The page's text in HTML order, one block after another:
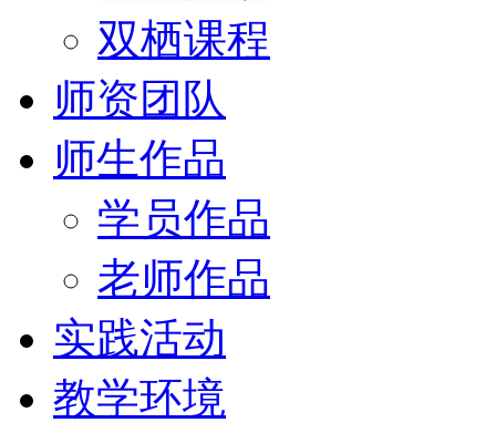
双栖课程
师资团队
师生作品
学员作品
老师作品
实践活动
教学环境